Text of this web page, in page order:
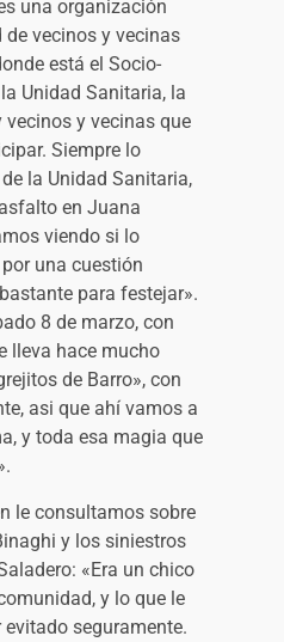
una organización
vecinos y vecinas
está el Socio-
Unidad Sanitaria, la
y vecinas que
Siempre lo
la Unidad Sanitaria,
en Juana
viendo si lo
una cuestión
para festejar».
8 de marzo, con
lleva hace mucho
de Barro», con
asi que ahí vamos a
y toda esa magia que
le consultamos sobre
y los siniestros
«Era un chico
y lo que le
seguramente.